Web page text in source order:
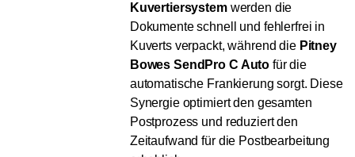
Kuvertiersystemwerden die
Dokumente schnell und fehlerfrei in
Kuverts verpackt, während die Pitney
Bowes SendPro C Auto für die
automatische Frankierung sorgt. Diese
Synergie optimiert den gesamten
Postprozess und reduziert den
Zeitaufwand für die Postbearbeitung